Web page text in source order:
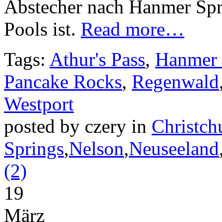
Abstecher nach Hanmer
Pools ist. Read more…
Tags: Athur's Pass,
Pancake Rocks, Regenwald
Westport
posted by czery in
Springs,Nelson,Neuseeland
(2)
19
März